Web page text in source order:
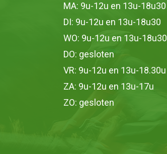
MA: 9u-12u en 13u-18u30
DI: 9u-12u en 13u-18u30
WO: 9u-12u en 13u-18u30
DO: gesloten
VR: 9u-12u en 13u-18.30u
ZA: 9u-12u en 13u-17u
ZO: gesloten